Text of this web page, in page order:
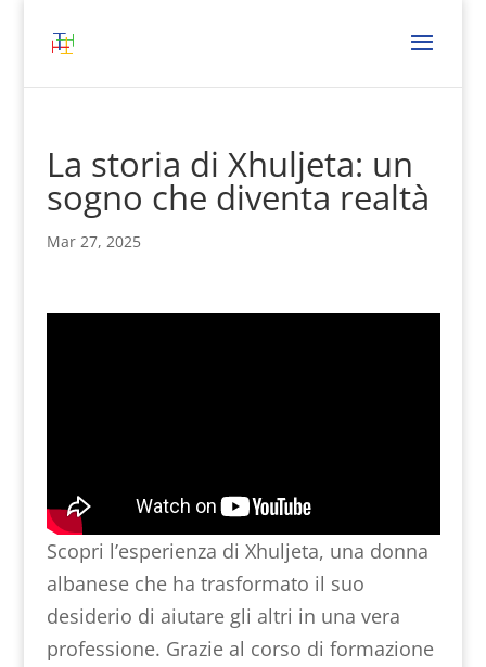
La storia di Xhuljeta: un
sogno che diventa realtà
Mar 27, 2025
Scopri l’esperienza di Xhuljeta, una donna
albanese che ha trasformato il suo
desiderio di aiutare gli altri in una vera
professione. Grazie al corso di formazione